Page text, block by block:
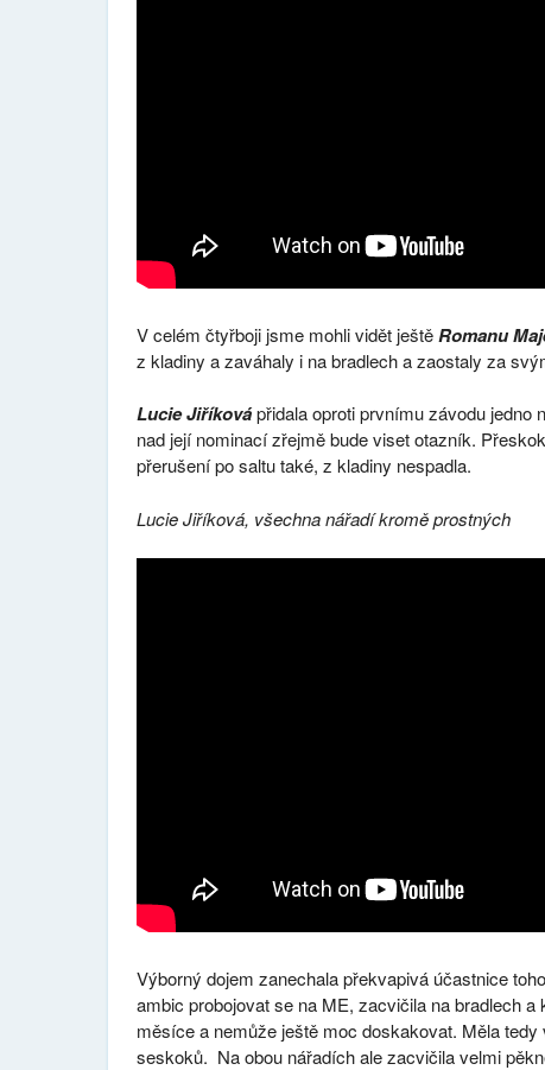
V celém čtyřboji jsme mohli vidět ještěRomanu
z kladiny a zaváhaly i na bradlech a zaostaly za
Lucie Jiříkovápřidala oproti prvnímu závodu jedno
nad její nominací zřejmě bude viset otazník.
přerušení po saltu také, z kladiny nespadla.
Lucie Jiříková, všechna nářadí kromě prostných
Výborný dojem zanechala překvapivá účastnice
ambic probojovat se na ME, zacvičila na bradlech
měsíce a nemůže ještě moc doskakovat. Měla
seskoků. Na obou nářadích ale zacvičila velmi